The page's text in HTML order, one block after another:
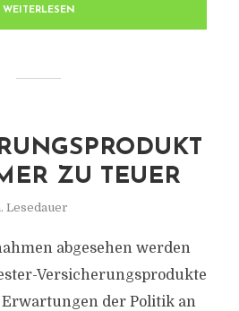
WEITERLESEN
ZU TEUER
Lesedauer
abgesehen werden
Versicherungsprodukte
Erwartungen der Politik an